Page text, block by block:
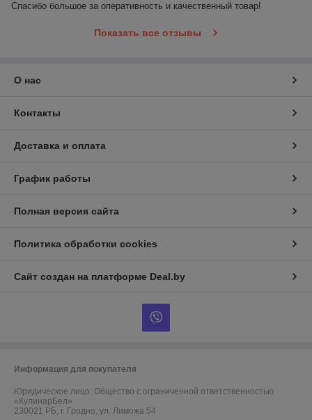
Спасибо большое за оперативность и качественный товар!
Показать все отзывы
О нас
Контакты
Доставка и оплата
График работы
Полная версия сайта
Политика обработки cookies
Сайт создан на платформе Deal.by
Информация для покупателя
Юридическое лицо: Общество с ограниченной ответственностью
«КулинарБел»
230021 РБ, г. Гродно, ул. Лиможа 54